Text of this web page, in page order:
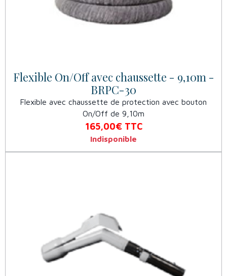
Flexible On/Off avec chaussette - 9,10m -
BRPC-30
Flexible avec chaussette de protection avec bouton
On/Off de 9,10m
165,00€ TTC
Indisponible